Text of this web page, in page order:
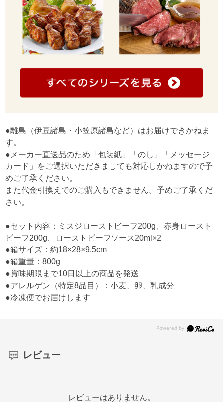
●離島（伊豆諸島・小笠原諸島など）はお届けできかねま
す。
●メーカー直送品のため「包装紙」「のし」「メッセージ
カード」をご選択いただきましても対応しかねますので予
めご了承ください。
また代金引換えでのご購入もできません。予めご了承くだ
さい。
●セット内容：ミスジローストビーフ200g、赤身ロースト
ビーフ200g、ローストビーフソース20ml×2
●箱サイズ：約18×28×9.5cm
●箱重量：800g
●賞味期限まで10日以上の商品を発送
●アレルゲン（特定8品目）：小麦、卵、乳成分
●冷凍便でお届けします
レビュー
レビューはありません。